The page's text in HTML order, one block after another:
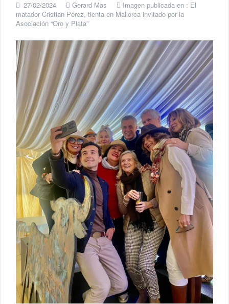
27/02/2024 Gerard Mas Imagen publicada en : El
matador Cristian Pérez, tienta en Mallorca invitado por la
Asociación “Oro y Plata”